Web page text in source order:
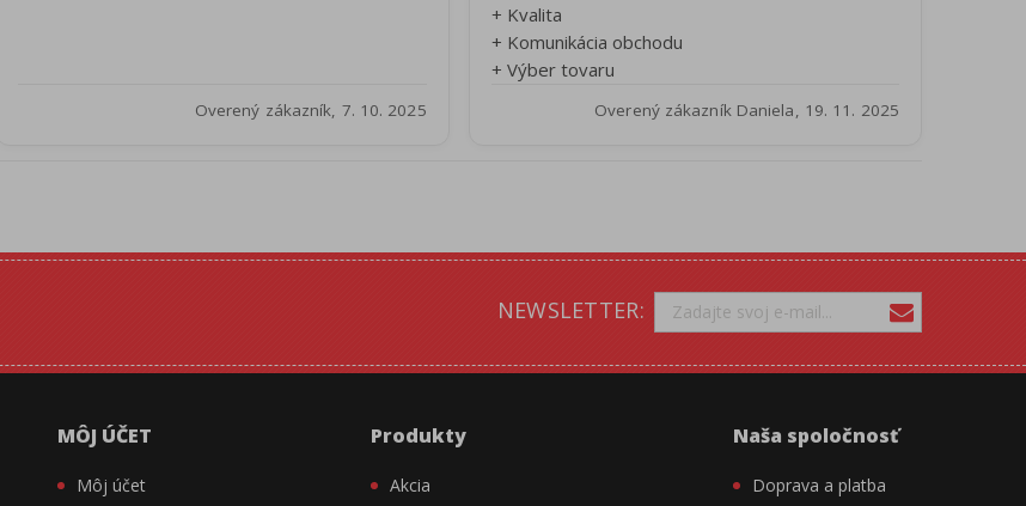
Overený zákazník, 7. 10. 2025
+ Kvalita
+ Komunikácia obchodu
+ Výber tovaru
Overený zákazník Daniela, 19. 11. 2025
NEWSLETTER:
MÔJ ÚČET
Môj účet
Produkty
Akcia
Naša spoločnosť
Doprava a platba